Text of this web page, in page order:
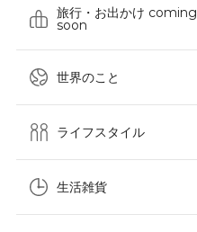
旅行・お出かけ coming
soon
世界のこと
ライフスタイル
生活雑貨